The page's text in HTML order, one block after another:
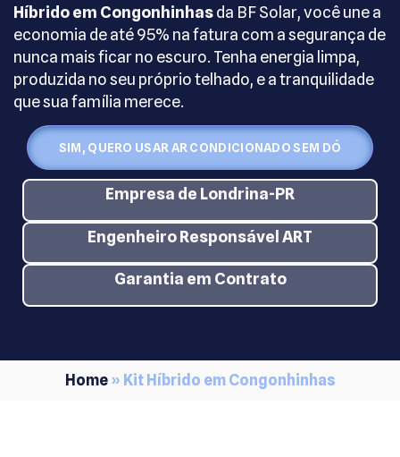
Híbrido em Congonhinhasda BF Solar, você une a
economia de até 95% na fatura com a segurança de
nunca mais ficar no escuro. Tenha energia limpa,
produzida no seu próprio telhado, e a tranquilidade
que sua família merece.
SIM, QUERO USAR AR CONDICIONADO SEM DÓ
Empresa de Londrina-PR
Engenheiro Responsável ART
Garantia em Contrato
Home» Kit Híbrido em Congonhinhas